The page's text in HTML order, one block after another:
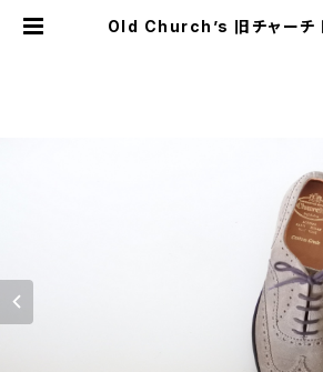
Old Church’s 旧チャーチ